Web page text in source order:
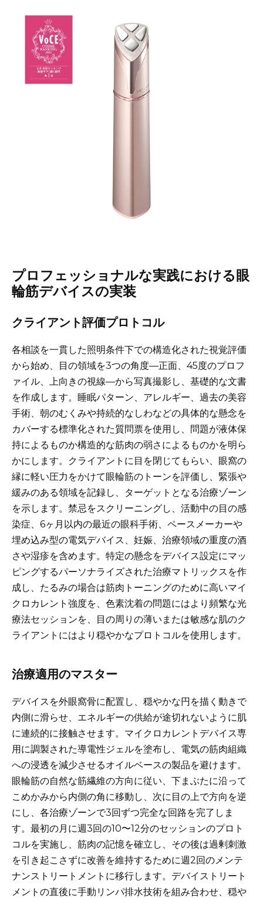
プロフェッショナルな実践における眼
輪筋デバイスの実装
クライアント評価プロトコル
各相談を一貫した照明条件下での構造化された視覚評価
から始め、目の領域を3つの角度—正面、45度のプロフ
ァイル、上向きの視線—から写真撮影し、基礎的な文書
を作成します。睡眠パターン、アレルギー、過去の美容
手術、朝のむくみや持続的なしわなどの具体的な懸念を
カバーする標準化された質問票を使用し、問題が液体保
持によるものか構造的な筋肉の弱さによるものかを明ら
かにします。クライアントに目を閉じてもらい、眼窩の
縁に軽い圧力をかけて眼輪筋のトーンを評価し、緊張や
緩みのある領域を記録し、ターゲットとなる治療ゾーン
を示します。禁忌をスクリーニングし、活動中の目の感
染症、6ヶ月以内の最近の眼科手術、ペースメーカーや
埋め込み型の電気デバイス、妊娠、治療領域の重度の酒
さや湿疹を含めます。特定の懸念をデバイス設定にマッ
ピングするパーソナライズされた治療マトリックスを作
成し、たるみの場合は筋肉トーニングのために高いマイ
クロカレント強度を、色素沈着の問題にはより頻繁な光
療法セッションを、目の周りの薄いまたは敏感な肌のク
ライアントにはより穏やかなプロトコルを使用します。
治療適用のマスター
デバイスを外眼窩骨に配置し、穏やかな円を描く動きで
内側に滑らせ、エネルギーの供給が途切れないように肌
に連続的に接触させます。マイクロカレントデバイス専
用に調製された導電性ジェルを塗布し、電気の筋肉組織
への浸透を減少させるオイルベースの製品を避けます。
眼輪筋の自然な筋繊維の方向に従い、下まぶたに沿って
こめかみから内側の角に移動し、次に目の上で方向を逆
にし、各治療ゾーンで3回ずつ完全な回路を完了しま
す。最初の月に週3回の10〜12分のセッションのプロト
コルを実施し、筋肉の記憶を確立し、その後は過剰刺激
を引き起こさずに改善を維持するために週2回のメンテ
ナンストリートメントに移行します。デバイストリート
メントの直後に手動リンパ排水技術を組み合わせ、穏や